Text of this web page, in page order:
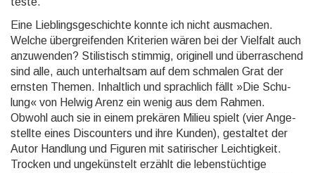
Eine Lieblingsgeschichte konnte ich nicht ausmachen.
Welche übergrei­fenden Kriterien wären bei der Vielfalt auch
anzu­wenden? Stilistisch stimmig, originell und über­raschend
sind alle, auch unter­haltsam auf dem schmalen Grat der
ernsten Themen. Inhalt­lich und sprach­lich fällt »Die Schu­
lung« von Helwig Arenz ein wenig aus dem Rahmen.
Obwohl auch sie in einem prekären Milieu spielt (vier Ange­
stellte eines Discoun­ters und ihre Kunden), gestaltet der
Autor Handlung und Figuren mit satiri­scher Leichtig­keit.
Trocken und unge­künstelt erzählt die lebens­tüchtige